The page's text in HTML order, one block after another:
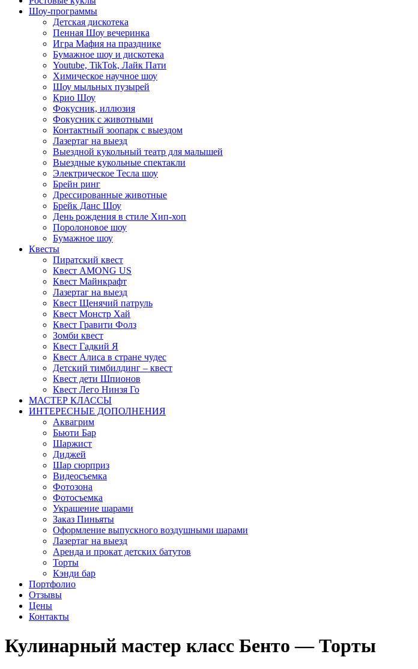
Шоу-программы
Детская дискотека
Пенная Шоу вечеринка
Игра Мафия на празднике
Бумажное шоу и дискотека
Youtube, TikTok, Лайк Пати
Химическое научное шоу
Шоу мыльных пузырей
Крио Шоу
Фокусник, иллюзия
Фокусник с животными
Контактный зоопарк с выездом
Лазертаг на выезд
Выездной кукольный театр для малышей
Выездные кукольные спектакли
Электрическое Тесла шоу
Брейн ринг
Дрессированные животные
Брейк Данс Шоу
День рождения в стиле Хип-хоп
Поролоновое шоу
Бумажное шоу
Квесты
Пиратский квест
Квест AMONG US
Квест Майнкрафт
Лазертаг на выезд
Квест Щенячий патруль
Квест Монстр Хай
Квест Гравити Фолз
Зомби квест
Квест Гадкий Я
Квест Алиса в стране чудес
Детский тимбилдинг – квест
Квест дети Шпионов
Квест Лего Нинзя Го
МАСТЕР КЛАССЫ
ИНТЕРЕСНЫЕ ДОПОЛНЕНИЯ
Аквагрим
Бьюти Бар
Шаржист
Диджей
Шар сюрприз
Видеосъемка
Фотозона
Фотосъемка
Украшение шарами
Заказ Пиньяты
Оформление выпускного воздушными шарами
Лазертаг на выезд
Аренда и прокат детских батутов
Торты
Кэнди бар
Портфолио
Отзывы
Цены
Контакты
Кулинарный мастер класс Бенто — Торты